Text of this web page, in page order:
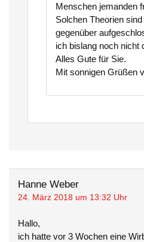
Menschen jemanden
Solchen Theorien
gegenüber
ich bislang noch nicht
Alles Gute für Sie.
Mit sonnigen Grüßen
Hanne Weber
24. März 2018 um 13:32 Uhr
Hallo,
ich hatte vor 3 Wochen eine